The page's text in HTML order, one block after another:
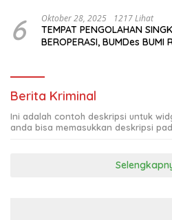
6 Oktober 28, 2025 1217 Lihat
TEMPAT PENGOLAHAN
BEROPERASI, BUMDes BUMI
Berita Kriminal
Ini adalah contoh deskripsi untuk
anda bisa memasukkan deskripsi